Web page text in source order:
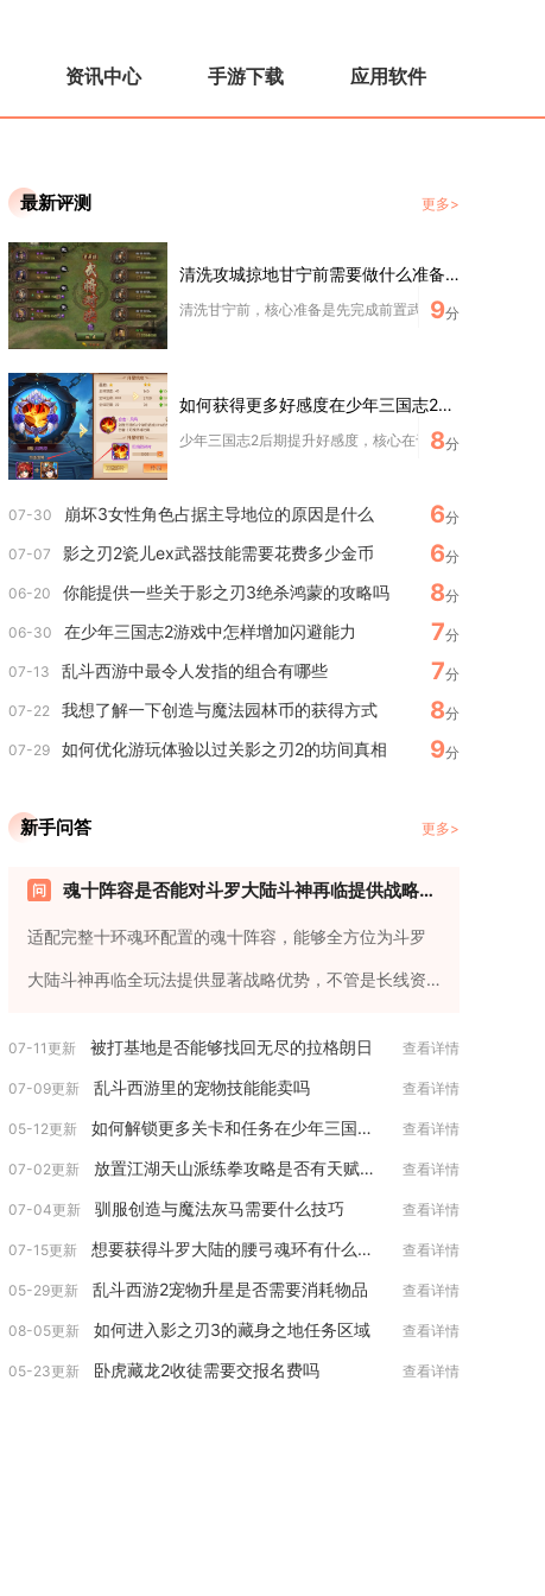
资讯中心 手游下载 应用软件
最新评测 更多>
清洗攻城掠地甘宁前需要做什么准备工作
清洗甘宁前，核心准备是先完成前置武将觉醒、甘宁自身
9分
如何获得更多好感度在少年三国志2后期
少年三国志2后期提升好感度，核心在于高效运用每日互
8分
07-30 崩坏3女性角色占据主导地位的原因是什么 6分
07-07 影之刃2瓷儿ex武器技能需要花费多少金币 6分
06-20 你能提供一些关于影之刃3绝杀鸿蒙的攻略吗 8分
06-30 在少年三国志2游戏中怎样增加闪避能力 7分
07-13 乱斗西游中最令人发指的组合有哪些 7分
07-22 我想了解一下创造与魔法园林币的获得方式 8分
07-29 如何优化游玩体验以过关影之刃2的坊间真相 9分
新手问答 更多>
魂十阵容是否能对斗罗大陆斗神再临提供战略优势
适配完整十环魂环配置的魂十阵容，能够全方位为斗罗
大陆斗神再临全玩法提供显著战略优势，不管是长线资
07-11更新 被打基地是否能够找回无尽的拉格朗日 查看详情
07-09更新 乱斗西游里的宠物技能能卖吗 查看详情
05-12更新 如何解锁更多关卡和任务在少年三国志2中 查看详情
07-02更新 放置江湖天山派练拳攻略是否有天赋才能限制 查看详情
07-04更新 驯服创造与魔法灰马需要什么技巧 查看详情
07-15更新 想要获得斗罗大陆的腰弓魂环有什么方法吗 查看详情
05-29更新 乱斗西游2宠物升星是否需要消耗物品 查看详情
08-05更新 如何进入影之刃3的藏身之地任务区域 查看详情
05-23更新 卧虎藏龙2收徒需要交报名费吗 查看详情